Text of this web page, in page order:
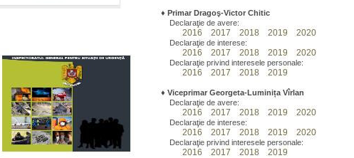
♦ Primar Dragoş-Victor Chitic
Declaraţie de avere:
2016 2017 2018 2019 2020
Declaraţie de interese:
2016 2017 2018 2019 2020
Declaraţie privind interesele personale:
2016 2017 2018 2019
♦ Viceprimar Georgeta-Luminița Vîrlan
Declaraţie de avere:
2016 2017 2018 2019 2020
Declaraţie de interese:
2016 2017 2018 2019 2020
Declaraţie privind interesele personale:
2016 2017 2018 2019